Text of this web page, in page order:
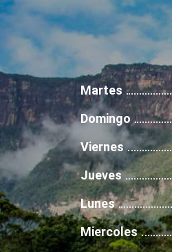
Martes
Domingo
Viernes
Jueves
Lunes
Miercoles